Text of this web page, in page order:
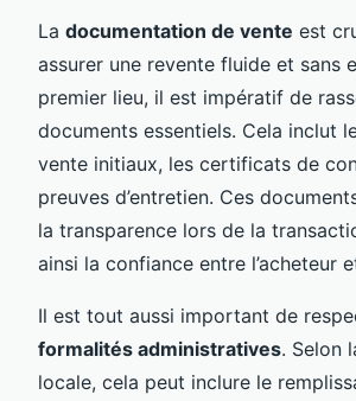
La documentation de vente est
assurer une revente fluide et sans
premier lieu, il est impératif de
documents essentiels. Cela inclut
vente initiaux, les certificats de
preuves d’entretien. Ces
la transparence lors de la
ainsi la confiance entre l’acheteur
Il est tout aussi important de
formalités administratives. Selon
locale, cela peut inclure le